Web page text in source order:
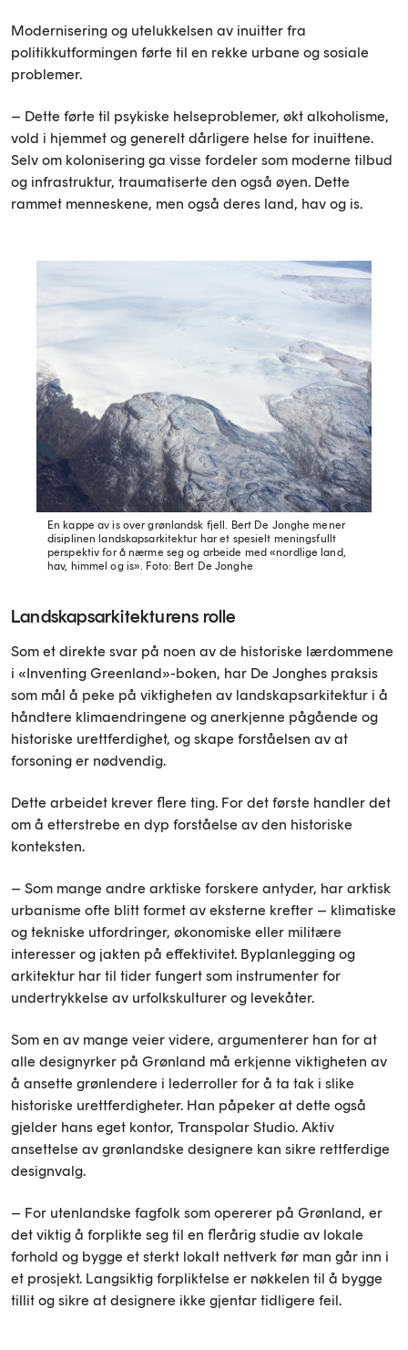
Modernisering og utelukkelsen av inuitter fra
politikkutformingen førte til en rekke urbane og sosiale
problemer.
– Dette førte til psykiske helseproblemer, økt alkoholisme,
vold i hjemmet og generelt dårligere helse for inuittene.
Selv om kolonisering ga visse fordeler som moderne tilbud
og infrastruktur, traumatiserte den også øyen. Dette
rammet menneskene, men også deres land, hav og is.
En kappe av is over grønlandsk fjell. Bert De Jonghe mener
disiplinen landskapsarkitektur har et spesielt meningsfullt
perspektiv for å nærme seg og arbeide med «nordlige land,
hav, himmel og is». Foto: Bert De Jonghe
Landskapsarkitekturens rolle
Som et direkte svar på noen av de historiske lærdommene
i «Inventing Greenland»-boken, har De Jonghes praksis
som mål å peke på viktigheten av landskapsarkitektur i å
håndtere klimaendringene og anerkjenne pågående og
historiske urettferdighet, og skape forståelsen av at
forsoning er nødvendig.
Dette arbeidet krever flere ting. For det første handler det
om å etterstrebe en dyp forståelse av den historiske
konteksten.
– Som mange andre arktiske forskere antyder, har arktisk
urbanisme ofte blitt formet av eksterne krefter – klimatiske
og tekniske utfordringer, økonomiske eller militære
interesser og jakten på effektivitet. Byplanlegging og
arkitektur har til tider fungert som instrumenter for
undertrykkelse av urfolkskulturer og levekåter.
Som en av mange veier videre, argumenterer han for at
alle designyrker på Grønland må erkjenne viktigheten av
å ansette grønlendere i lederroller for å ta tak i slike
historiske urettferdigheter. Han påpeker at dette også
gjelder hans eget kontor, Transpolar Studio. Aktiv
ansettelse av grønlandske designere kan sikre rettferdige
designvalg.
– For utenlandske fagfolk som opererer på Grønland, er
det viktig å forplikte seg til en flerårig studie av lokale
forhold og bygge et sterkt lokalt nettverk før man går inn i
et prosjekt. Langsiktig forpliktelse er nøkkelen til å bygge
tillit og sikre at designere ikke gjentar tidligere feil.